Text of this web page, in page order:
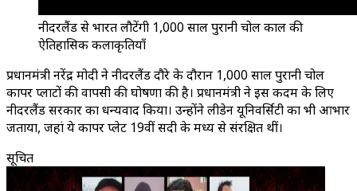
नीदरलैंड से भारत लौटेंगी 1,000 साल पुरानी चोल काल की
ऐतिहासिक कलाकृतियाँ
प्रधानमंत्री नरेंद्र मोदी ने नीदरलैंड दौरे के दौरान 1,000 साल पुरानी चोल
कापर प्लाटों की वापसी की घोषणा की है। प्रधानमंत्री ने इस कदम के लिए
नीदरलैंड सरकार का धन्यवाद किया। उन्होंने लीडेन यूनिवर्सिटी का भी आभार
जताया, जहां ये कापर प्लेट 19वीं सदी के मध्य से संरक्षित थीं।
सूचित